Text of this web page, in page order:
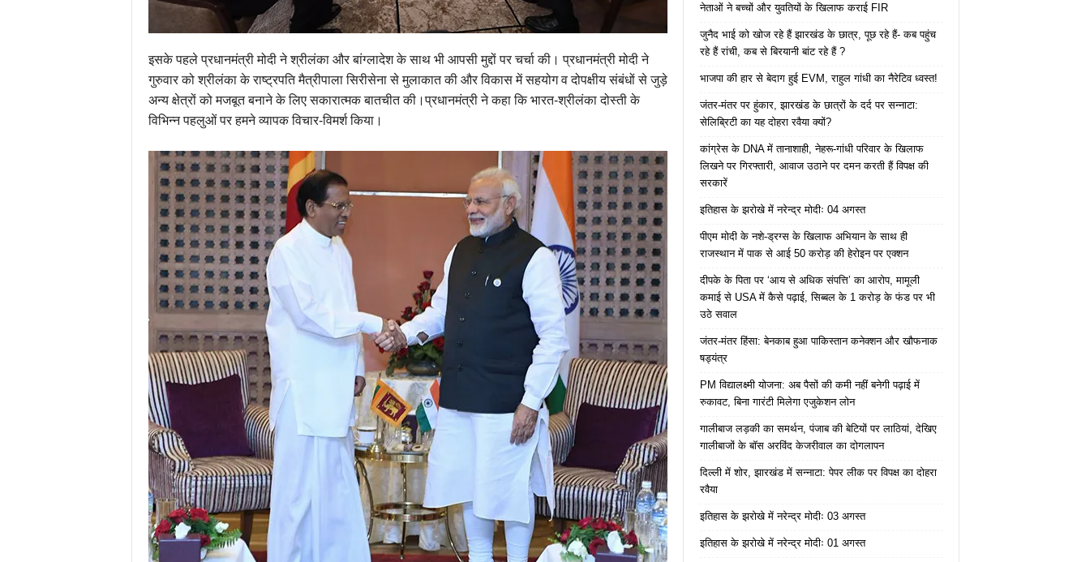
इसके पहले प्रधानमंत्री मोदी ने श्रीलंका और बांग्लादेश के साथ भी आपसी मुद्दों पर चर्चा की। प्रधानमंत्री मोदी ने
गुरुवार को श्रीलंका के राष्ट्रपति मैत्रीपाला सिरीसेना से मुलाकात की और विकास में सहयोग व दोपक्षीय संबंधों से जुड़े
अन्य क्षेत्रों को मजबूत बनाने के लिए सकारात्मक बातचीत की।प्रधानमंत्री ने कहा कि भारत-श्रीलंका दोस्ती के
विभिन्न पहलुओं पर हमने व्यापक विचार-विमर्श किया।
नेताओं ने बच्चों और युवतियों के खिलाफ कराई FIR
जुनैद भाई को खोज रहे हैं झारखंड के छात्र, पूछ रहे हैं- कब पहुंच
रहे हैं रांची, कब से बिरयानी बांट रहे हैं ?
भाजपा की हार से बेदाग हुई EVM, राहुल गांधी का नैरेटिव ध्वस्त!
जंतर-मंतर पर हुंकार, झारखंड के छात्रों के दर्द पर सन्नाटा:
सेलिब्रिटी का यह दोहरा रवैया क्यों?
कांग्रेस के DNA में तानाशाही, नेहरू-गांधी परिवार के खिलाफ
लिखने पर गिरफ्तारी, आवाज उठाने पर दमन करती हैं विपक्ष की
सरकारें
इतिहास के झरोखे में नरेन्द्र मोदीः 04 अगस्त
पीएम मोदी के नशे-ड्रग्स के खिलाफ अभियान के साथ ही
राजस्थान में पाक से आई 50 करोड़ की हेरोइन पर एक्शन
दीपके के पिता पर ‘आय से अधिक संपत्ति’ का आरोप, मामूली
कमाई से USA में कैसे पढ़ाई, सिब्बल के 1 करोड़ के फंड पर भी
उठे सवाल
जंतर-मंतर हिंसा: बेनकाब हुआ पाकिस्तान कनेक्शन और खौफनाक
षड्यंत्र
PM विद्यालक्ष्मी योजना: अब पैसों की कमी नहीं बनेगी पढ़ाई में
रुकावट, बिना गारंटी मिलेगा एजुकेशन लोन
गालीबाज लड़की का समर्थन, पंजाब की बेटियों पर लाठियां, देखिए
गालीबाजों के बॉस अरविंद केजरीवाल का दोगलापन
दिल्ली में शोर, झारखंड में सन्नाटा: पेपर लीक पर विपक्ष का दोहरा
रवैया
इतिहास के झरोखे में नरेन्द्र मोदीः 03 अगस्त
इतिहास के झरोखे में नरेन्द्र मोदीः 01 अगस्त